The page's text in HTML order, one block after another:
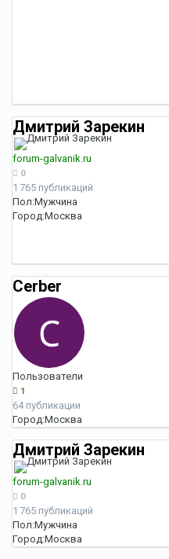
Дмитрий Зарекин
forum-galvanik.ru
0
1 765 публикаций
Пол:Мужчина
Город:Москва
Cerber
Пользователи
1
64 публикации
Город:Москва
Дмитрий Зарекин
forum-galvanik.ru
0
1 765 публикаций
Пол:Мужчина
Город:Москва